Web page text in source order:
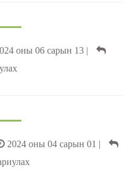
оны 06 сарын 13 |
2024 оны 04 сарын 01 |